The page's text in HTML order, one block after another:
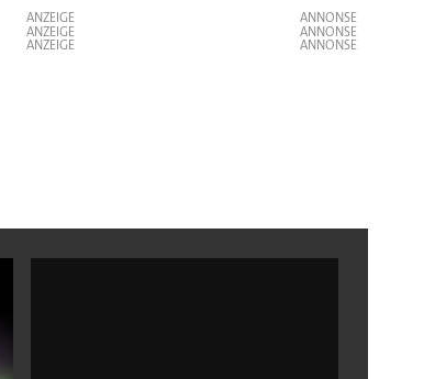
ANZEIGE
ANZEIGE
ANZEIGE